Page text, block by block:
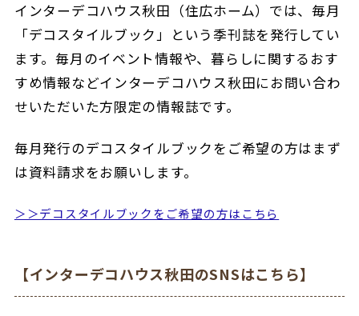
インターデコハウス秋田（住広ホーム）では、毎月
「デコスタイルブック」という季刊誌を発行してい
ます。毎月のイベント情報や、暮らしに関するおす
すめ情報などインターデコハウス秋田にお問い合わ
せいただいた方限定の情報誌です。
毎月発行のデコスタイルブックをご希望の方はまず
は資料請求をお願いします。
＞＞デコスタイルブックをご希望の方はこちら
【インターデコハウス秋田のSNSはこちら】